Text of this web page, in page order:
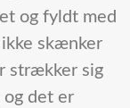
og fyldt med
ikke skænker
strækker sig
og det er